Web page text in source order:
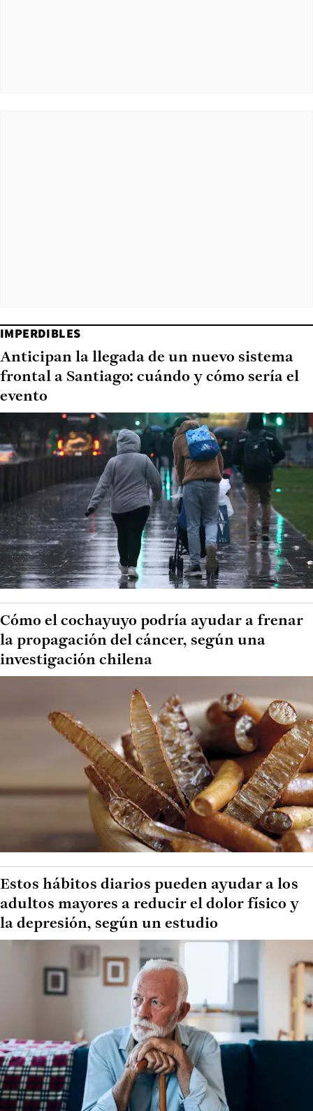
IMPERDIBLES
Anticipan la llegada de un nuevo sistema
frontal a Santiago: cuándo y cómo sería el
evento
Cómo el cochayuyo podría ayudar a frenar
la propagación del cáncer, según una
investigación chilena
Estos hábitos diarios pueden ayudar a los
adultos mayores a reducir el dolor físico y
la depresión, según un estudio